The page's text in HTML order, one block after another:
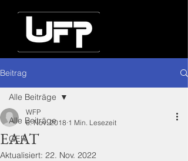
Beitrag
Alle Beiträge
GER
Alle Beiträge
EAAT
WFP
6. Nov. 2018 1 Min. Lesezeit
Aktualisiert: 22. Nov. 2022